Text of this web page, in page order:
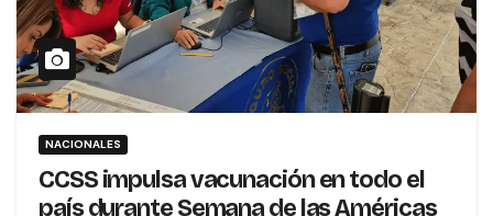
NACIONALES
CCSS impulsa vacunación en todo el
país durante Semana de las Américas